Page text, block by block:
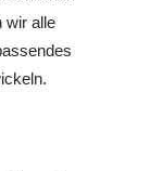
wir alle